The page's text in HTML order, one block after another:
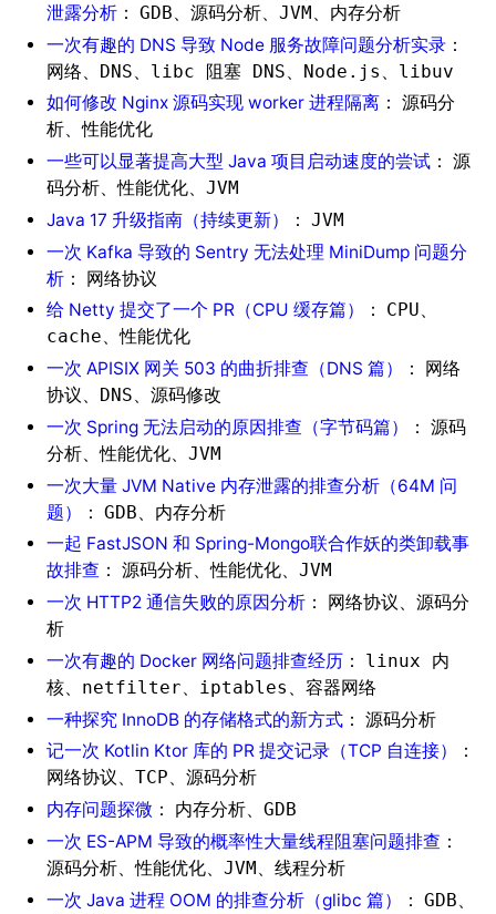
泄露分析： GDB 源码分析、 JVM 内存分析
一次有趣的 DNS 导致 Node 服务故障问题分析实录：
网络、 DNS libc 阻塞 DNS Node.js libuv
如何修改 Nginx 源码实现 worker 进程隔离： 源码分
析、性能优化
一些可以显著提高大型 Java 项目启动速度的尝试： 源
码分析、性能优化、 JVM
Java 17 升级指南（持续更新） ： JVM
一次 Kafka 导致的 Sentry 无法处理 MiniDump 问题分
析： 网络协议
给 Netty 提交了一个 PR（CPU 缓存篇） ： CPU、
cache、性能优化
一次 APISIX 网关 503 的曲折排查（DNS 篇） ：
网络
协议、 DNS、 源码修改
一次 Spring 无法启动的原因排查（字节码篇） ： 源码
分析、性能优化、 JVM
一次大量 JVM Native 内存泄露的排查分析（64M 问
题）
： GDB 内存分析
一起 FastJSON 和 Spring-Mongo联合作妖的类卸载事
故排查 ： 源码分析、性能优化、 JVM
一次 HTTP2 通信失败的原因分析： 网络协议、 源码分
析
一次有趣的 Docker 网络问题排查经历： linux 内
核、 netfilter、 iptables 、 容器网络
一种探究 InnoDB 的存储格式的新方式： 源码分析
记一次 Kotlin Ktor 库的 PR 提交记录（TCP 自连接） ：
网络协议 、 TCP、 源码分析
内存问题探微 ： 内存分析、 GDB
一次 ES-APM 导致的概率性大量线程阻塞问题排查 ：
源码分析、性能优化、 JVM 、 线程分析
一次 Java 进程 OOM 的排查分析（glibc 篇） ： GDB